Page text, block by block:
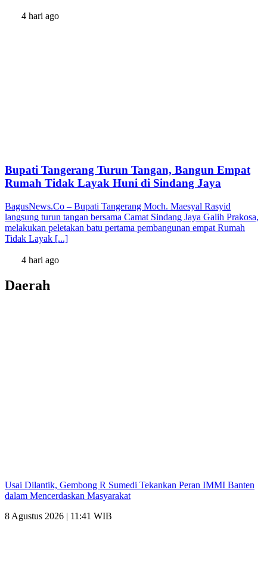
4 hari ago
Bupati Tangerang Turun Tangan, Bangun Empat
Rumah Tidak Layak Huni di Sindang Jaya
BagusNews.Co – Bupati Tangerang Moch. Maesyal Rasyid
langsung turun tangan bersama Camat Sindang Jaya Galih Prakosa,
melakukan peletakan batu pertama pembangunan empat Rumah
Tidak Layak [...]
4 hari ago
Daerah
Usai Dilantik, Gembong R Sumedi Tekankan Peran IMMI Banten
dalam Mencerdaskan Masyarakat
8 Agustus 2026 | 11:41 WIB